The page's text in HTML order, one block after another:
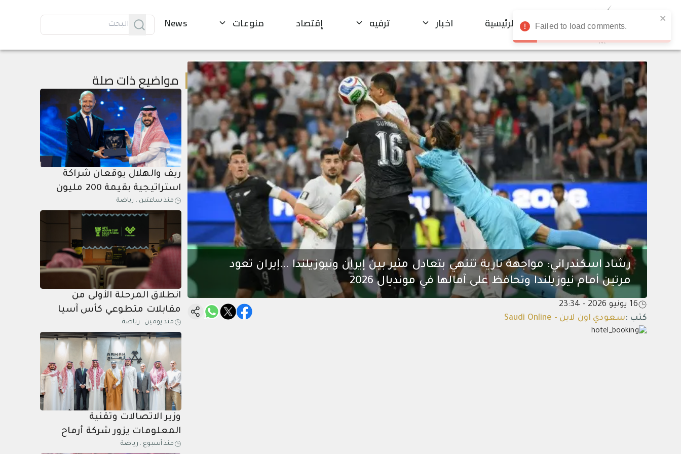
الرئيسية اخبار ترفيه إقتصاد منوعات News
رشاد اسكندراني: مواجهة نارية تنتهي بتعادل مثير بين إيران ونيوزيلندا ...إيران تعود
مرتين أمام نيوزيلندا وتحافظ على آمالها في مونديال 2026
16 يونيو 2026 - 23:34
كتب :سعودي اون لاين - Saudi Online
مواضيع ذات صلة
ريف والهلال يوقعان شراكة
استراتيجية بقيمة 200 مليون
ريال حتى عام 2031
منذ ساعتين . رياضة
انطلاق المرحلة الأولى من
مقابلات متطوعي كأس آسيا
السعودية 2027 في الخبر
منذ يومين . رياضة
وزير الاتصالات وتقنية
المعلومات يزور شركة أرماح
الرياضية ويطلع على مبادراتها
منذ أسبوع . رياضة
Failed to load comments.